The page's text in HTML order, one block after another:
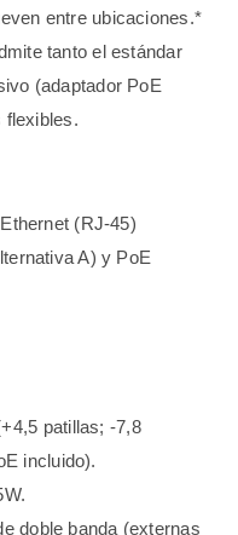
entre ubicaciones.*
tanto el estándar
(adaptador PoE
flexibles.
(RJ-45)
A) y PoE
patillas; -7,8
incluido).
doble banda (externas